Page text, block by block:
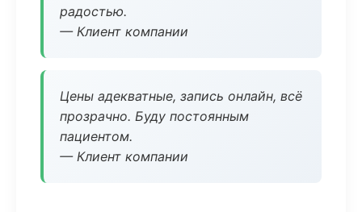
радостью.
— Клиент компании
Цены адекватные, запись онлайн, всё
прозрачно. Буду постоянным
пациентом.
— Клиент компании